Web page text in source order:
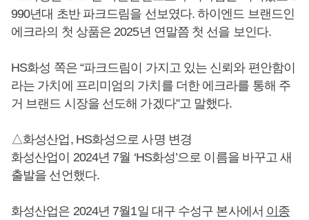
990년대 초반 파크드림을 선보였다. 하이엔드 브랜드인
에크라의 첫 상품은 2025년 연말쯤 첫 선을 보인다.
HS화성 쪽은 “파크드림이 가지고 있는 신뢰와 편안함이
라는 가치에 프리미엄의 가치를 더한 에크라를 통해 주
거 브랜드 시장을 선도해 가겠다”고 말했다.
△화성산업, HS화성으로 사명 변경
화성산업이 2024년 7월 ‘HS화성’으로 이름을 바꾸고 새
출발을 선언했다.
화성산업은 2024년 7월1일 대구 수성구 본사에서 이종